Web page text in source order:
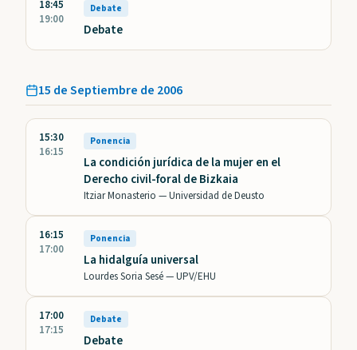
18:45
19:00
Debate
Debate
15 de Septiembre de 2006
15:30
16:15
Ponencia
La condición jurídica de la mujer en el
Derecho civil-foral de Bizkaia
Itziar Monasterio —Universidad de Deusto
16:15
17:00
Ponencia
La hidalguía universal
Lourdes Soria Sesé —UPV/EHU
17:00
17:15
Debate
Debate